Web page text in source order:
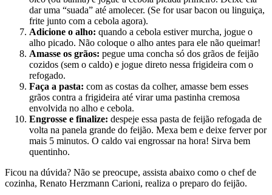
dar uma “suada” até amolecer. (Se for usar bacon ou linguiça,
frite junto com a cebola agora).
Adicione o alho: quando a cebola estiver murcha, jogue o
alho picado. Não coloque o alho antes para ele não queimar!
Amasse os grãos: pegue uma concha só dos grãos de feijão
cozidos (sem o caldo) e jogue direto nessa frigideira com o
refogado.
Faça a pasta: com as costas da colher, amasse bem esses
grãos contra a frigideira até virar uma pastinha cremosa
envolvida no alho e cebola.
Engrosse e finalize: despeje essa pasta de feijão refogada de
volta na panela grande do feijão. Mexa bem e deixe ferver por
mais 5 minutos. O caldo vai engrossar na hora! Sirva bem
quentinho.
Ficou na dúvida? Não se preocupe, assista abaixo como o chef de
cozinha, Renato Herzmann Carioni, realiza o preparo do feijão.